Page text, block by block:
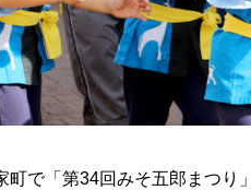
「焼肉 福よ
スタンプラリ
で「第34回みそ五郎まつり